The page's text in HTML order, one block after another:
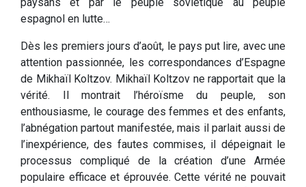
espagnol en lutte…
Dès les premiers jours d’août, le pays put lire, avec une
attention passionnée, les correspondances d’Espagne
de Mikhaïl Koltzov. Mikhaïl Koltzov ne rapportait que la
vérité. Il montrait l’héroïsme du peuple, son
enthousiasme, le courage des femmes et des enfants,
l’abnégation partout manifestée, mais il parlait aussi de
l’inexpérience, des fautes commises, il dépeignait le
processus compliqué de la création d’une Armée
populaire efficace et éprouvée. Cette vérité ne pouvait